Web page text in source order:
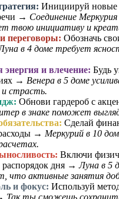
Инициируй новые
→ Соединение
твою инициативу и
переговоры: Обозначь
в 4 доме требует
энергия и влечение: Будь
→ Венера в 5 доме
страсть.
Обнови гардероб с
в знаке поможет
Сделай
→ Меркурий в 10
Включи
распорядок дня →Луна в 5
что активные занятия
и фокус: Используй
Так ты сможешь